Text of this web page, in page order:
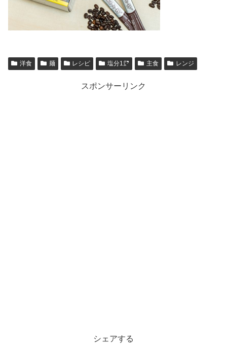
洋食 麺 レシピ 塩分1㌘ 主食 レンジ
スポンサーリンク
シェアする